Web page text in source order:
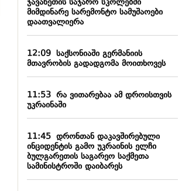
ჯავახეთის საჯარო სკოლებში
მიმდინარე სარემონტო სამუშაოები
დაათვალიერა
12:09საქსონიაში გერმანიის
მთავრობის გადადგომა მოითხოვეს
11:53რა ვითარებაა ამ დროისთვის
უკრაინაში
11:45დრონთან დაკავშირებული
ინციდენტის გამო უკრაინის ელჩი
ბულგარეთის საგარეო საქმეთა
სამინისტროში დაიბარეს